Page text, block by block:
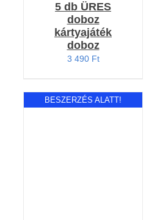
5 db ÜRES
doboz
kártyajáték
doboz
3 490 Ft
BESZERZÉS ALATT!